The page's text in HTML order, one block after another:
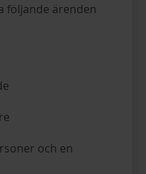
följande ärenden
och en